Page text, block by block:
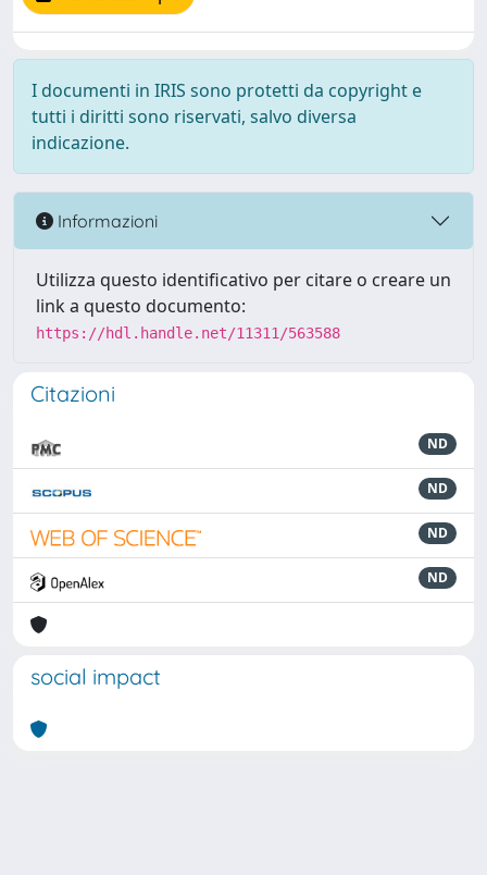
I documenti in IRIS sono protetti da copyright e
tutti i diritti sono riservati, salvo diversa
indicazione.
Informazioni
Utilizza questo identificativo per citare o creare un
link a questo documento:
https://hdl.handle.net/11311/563588
Citazioni
ND
ND
ND
ND
social impact